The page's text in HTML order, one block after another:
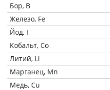
Бор, B
Железо, Fe
Йод, I
Кобальт, Co
Литий, Li
Марганец, Mn
Медь, Cu